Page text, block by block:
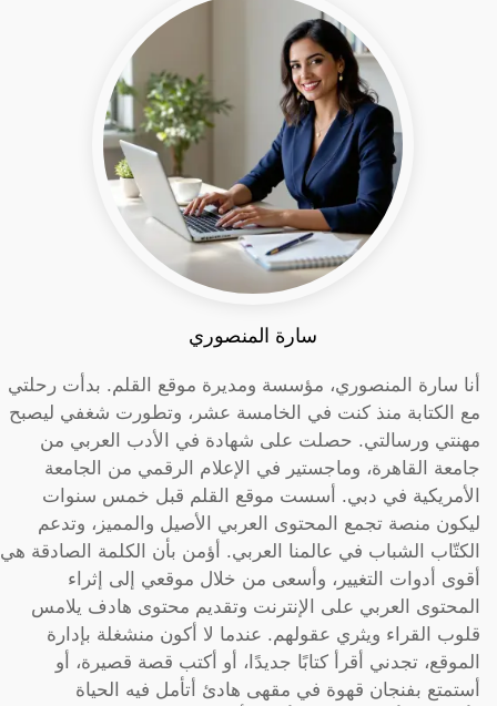
سارة المنصوري
أنا سارة المنصوري، مؤسسة ومديرة موقع القلم. بدأت رحلتي
مع الكتابة منذ كنت في الخامسة عشر، وتطورت شغفي ليصبح
مهنتي ورسالتي. حصلت على شهادة في الأدب العربي من
جامعة القاهرة، وماجستير في الإعلام الرقمي من الجامعة
الأمريكية في دبي. أسست موقع القلم قبل خمس سنوات
ليكون منصة تجمع المحتوى العربي الأصيل والمميز، وتدعم
الكتّاب الشباب في عالمنا العربي. أؤمن بأن الكلمة الصادقة هي
أقوى أدوات التغيير، وأسعى من خلال موقعي إلى إثراء
المحتوى العربي على الإنترنت وتقديم محتوى هادف يلامس
قلوب القراء ويثري عقولهم. عندما لا أكون منشغلة بإدارة
الموقع، تجدني أقرأ كتابًا جديدًا، أو أكتب قصة قصيرة، أو
أستمتع بفنجان قهوة في مقهى هادئ أتأمل فيه الحياة